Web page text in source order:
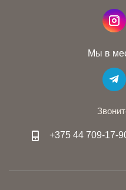
Мы в
+375 44 709-17-